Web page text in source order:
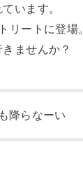
います。
リートに登場。
ませんか？
降らなーい